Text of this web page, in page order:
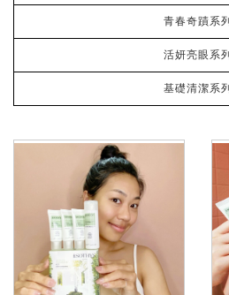
青春奇蹟系列
活妍亮眼系列
基礎清潔系列